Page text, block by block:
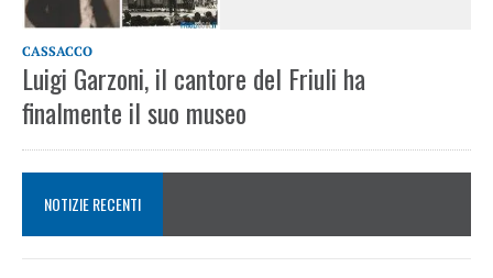
CASSACCO
Luigi Garzoni, il cantore del Friuli ha
finalmente il suo museo
NOTIZIE RECENTI